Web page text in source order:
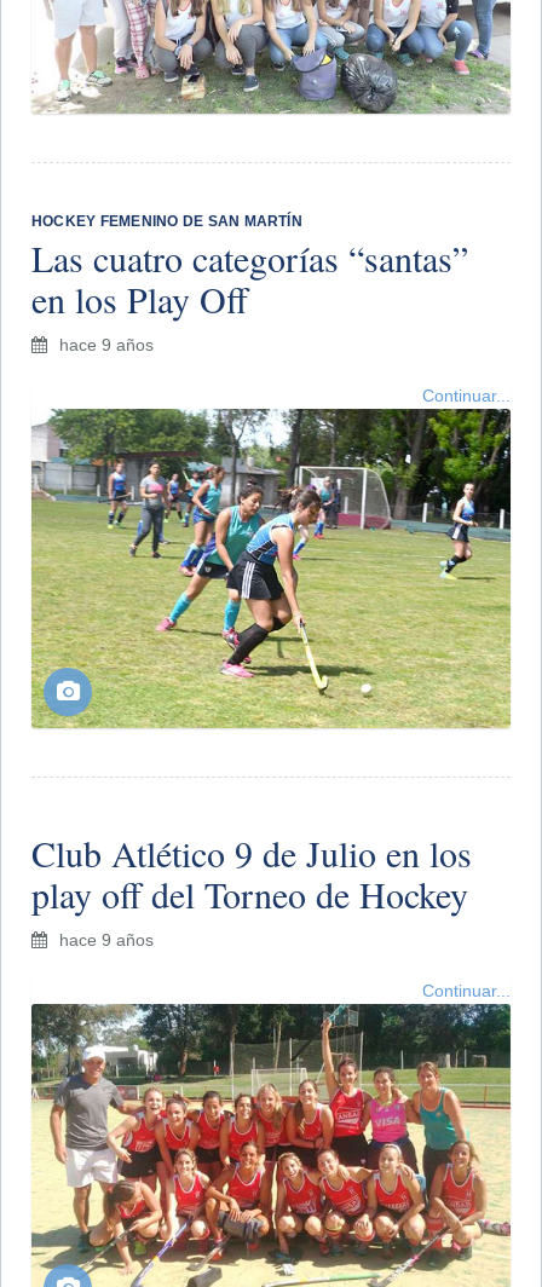
HOCKEY FEMENINO DE SAN MARTÍN
Las cuatro categorías “santas”
en los Play Off
hace 9 años
Continuar...
Club Atlético 9 de Julio en los
play off del Torneo de Hockey
hace 9 años
Continuar...